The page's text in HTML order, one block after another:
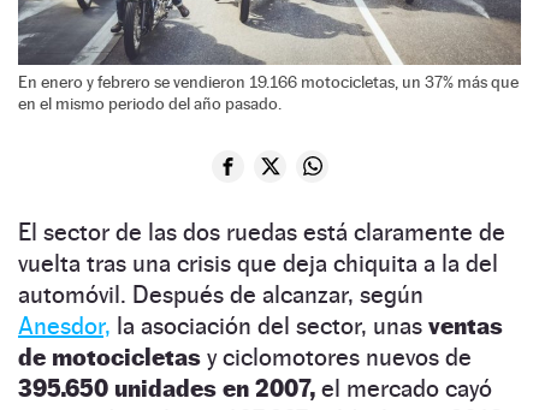
En enero y febrero se vendieron 19.166 motocicletas, un 37% más que
en el mismo periodo del año pasado.
El sector de las dos ruedas está claramente de
vuelta tras una crisis que deja chiquita a la del
automóvil. Después de alcanzar, según
Anesdor, la asociación del sector, unas ventas
de motocicletas y ciclomotores nuevos de
395.650 unidades en 2007, el mercado cayó